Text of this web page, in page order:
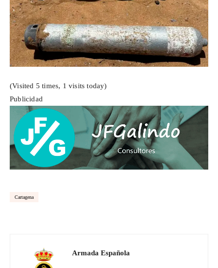
(Visited 5 times, 1 visits today)
Publicidad
Cartagena
Armada Española